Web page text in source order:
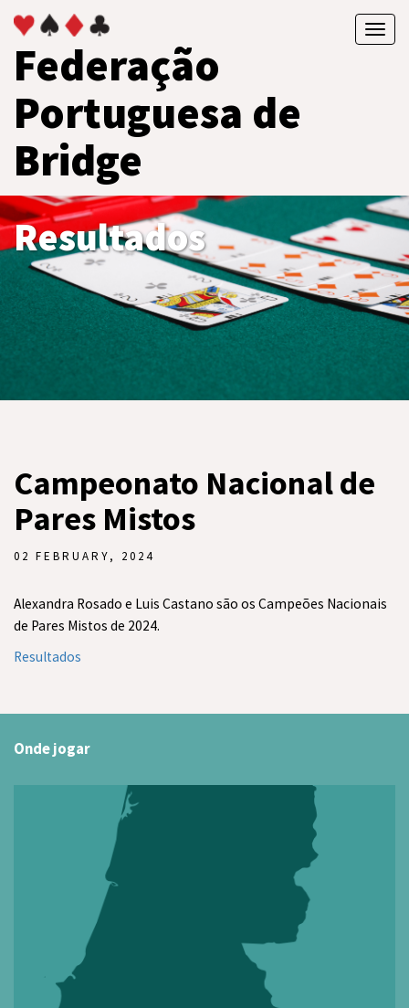
Federação
Portuguesa de
Bridge
Resultados
Campeonato Nacional de
Pares Mistos
02 FEBRUARY, 2024
Alexandra Rosado e Luis Castano são os Campeões Nacionais
de Pares Mistos de 2024.
Resultados
Onde jogar